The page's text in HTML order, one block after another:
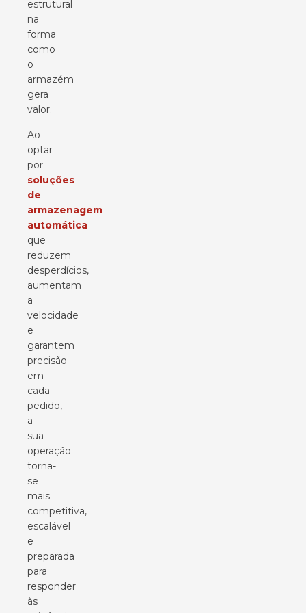
estrutural
na
forma
como
o
armazém
gera
valor.
Ao
optar
por
soluções
de
armazenagem
automática
que
reduzem
desperdícios,
aumentam
a
velocidade
e
garantem
precisão
em
cada
pedido,
a
sua
operação
torna-
se
mais
competitiva,
escalável
e
preparada
para
responder
às